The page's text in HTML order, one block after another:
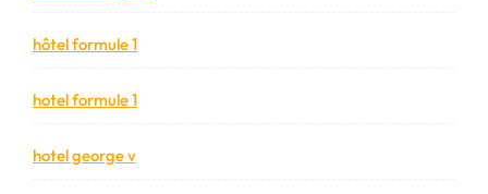
hôtel formule 1
hotel formule 1
hotel george v